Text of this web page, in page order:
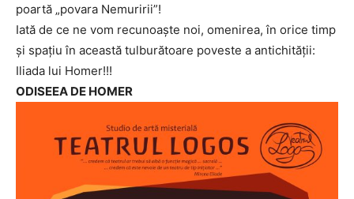
poartă „povara Nemuririi”!
Iată de ce ne vom recunoaşte noi, omenirea, în orice timp
şi spaţiu în această tulburătoare poveste a antichităţii:
Iliada lui Homer!!!
ODISEEA DE HOMER